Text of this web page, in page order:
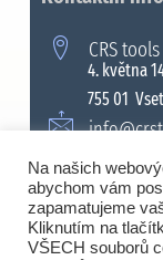
CRS
4. května
755 01
+420 571
Na našich
abychom vám
zapamatujeme
Kliknutím na
VŠECH souborů